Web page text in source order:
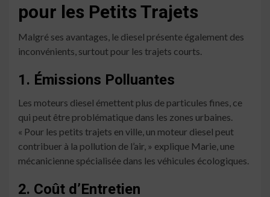
pour les Petits Trajets
Malgré ses avantages, le diesel présente également des
inconvénients, surtout pour les trajets courts.
1. Émissions Polluantes
Les moteurs diesel émettent plus de particules fines, ce
qui peut être problématique dans les zones urbaines.
« Pour les petits trajets en ville, un moteur diesel peut
contribuer à la pollution de l’air, » explique Marie, une
mécanicienne spécialisée dans les véhicules écologiques.
2. Coût d’Entretien